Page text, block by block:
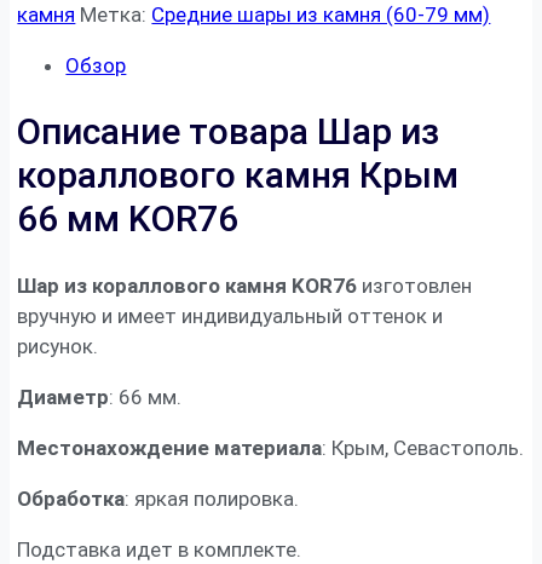
камня Метка: Средние шары из камня (60-79 мм)
Обзор
Описание товара Шар из
кораллового камня Крым
66 мм KOR76
Шар из кораллового камня KOR76 изготовлен
вручную и имеет индивидуальный оттенок и
рисунок.
Диаметр: 66 мм.
Местонахождение материала: Крым, Севастополь.
Обработка: яркая полировка.
Подставка идет в комплекте.